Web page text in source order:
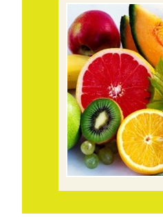
СТУДЕНТУ
АСПІРАНТУ
АКРЕДИТАЦІЇ
НОВИНИ
КОНТАКТИ